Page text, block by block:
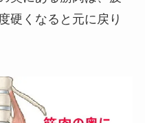
硬くなると元に戻り